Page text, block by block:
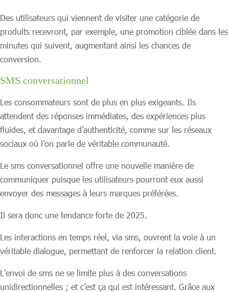
Des utilisateurs qui viennent de visiter une catégorie de
produits recevront, par exemple, une promotion ciblée dans les
minutes qui suivent, augmentant ainsi les chances de
conversion.
SMS conversationnel
Les consommateurs sont de plus en plus exigeants. Ils
attendent des réponses immédiates, des expériences plus
fluides, et davantage d’authenticité, comme sur les réseaux
sociaux où l’on parle de véritable communauté.
Le sms conversationnel offre une nouvelle manière de
communiquer puisque les utilisateurs pourront eux aussi
envoyer des messages à leurs marques préférées.
Il sera donc une tendance forte de 2025.
Les interactions en temps réel, via sms, ouvrent la voie à un
véritable dialogue, permettant de renforcer la relation client.
L’envoi de sms ne se limite plus à des conversations
unidirectionnelles ; et c’est ça qui est intéressant. Grâce aux